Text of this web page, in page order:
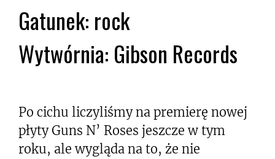
Gatunek: rock
Wytwórnia: Gibson Records
Po cichu liczyliśmy na premierę nowej
płyty Guns N’ Roses jeszcze w tym
roku, ale wygląda na to, że nie